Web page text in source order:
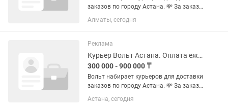
заказов по городу Астана. 💸 За заказ
1000–1300 тг 💳 Выплаты через Tezal,
можно выводить деньги на любую
18 лет — Работа через...
Алматы, сегодня
Реклама
Курьер Вольт Астана. Оплата ежедневно.
300 000 - 900 000 ₸
Вольт набирает курьеров для доставки
заказов по городу Астана. 💸 За заказ
1000–1300 тг 💳 Выплаты через Tezal,
можно выводить деньги на любую
Астана, сегодня